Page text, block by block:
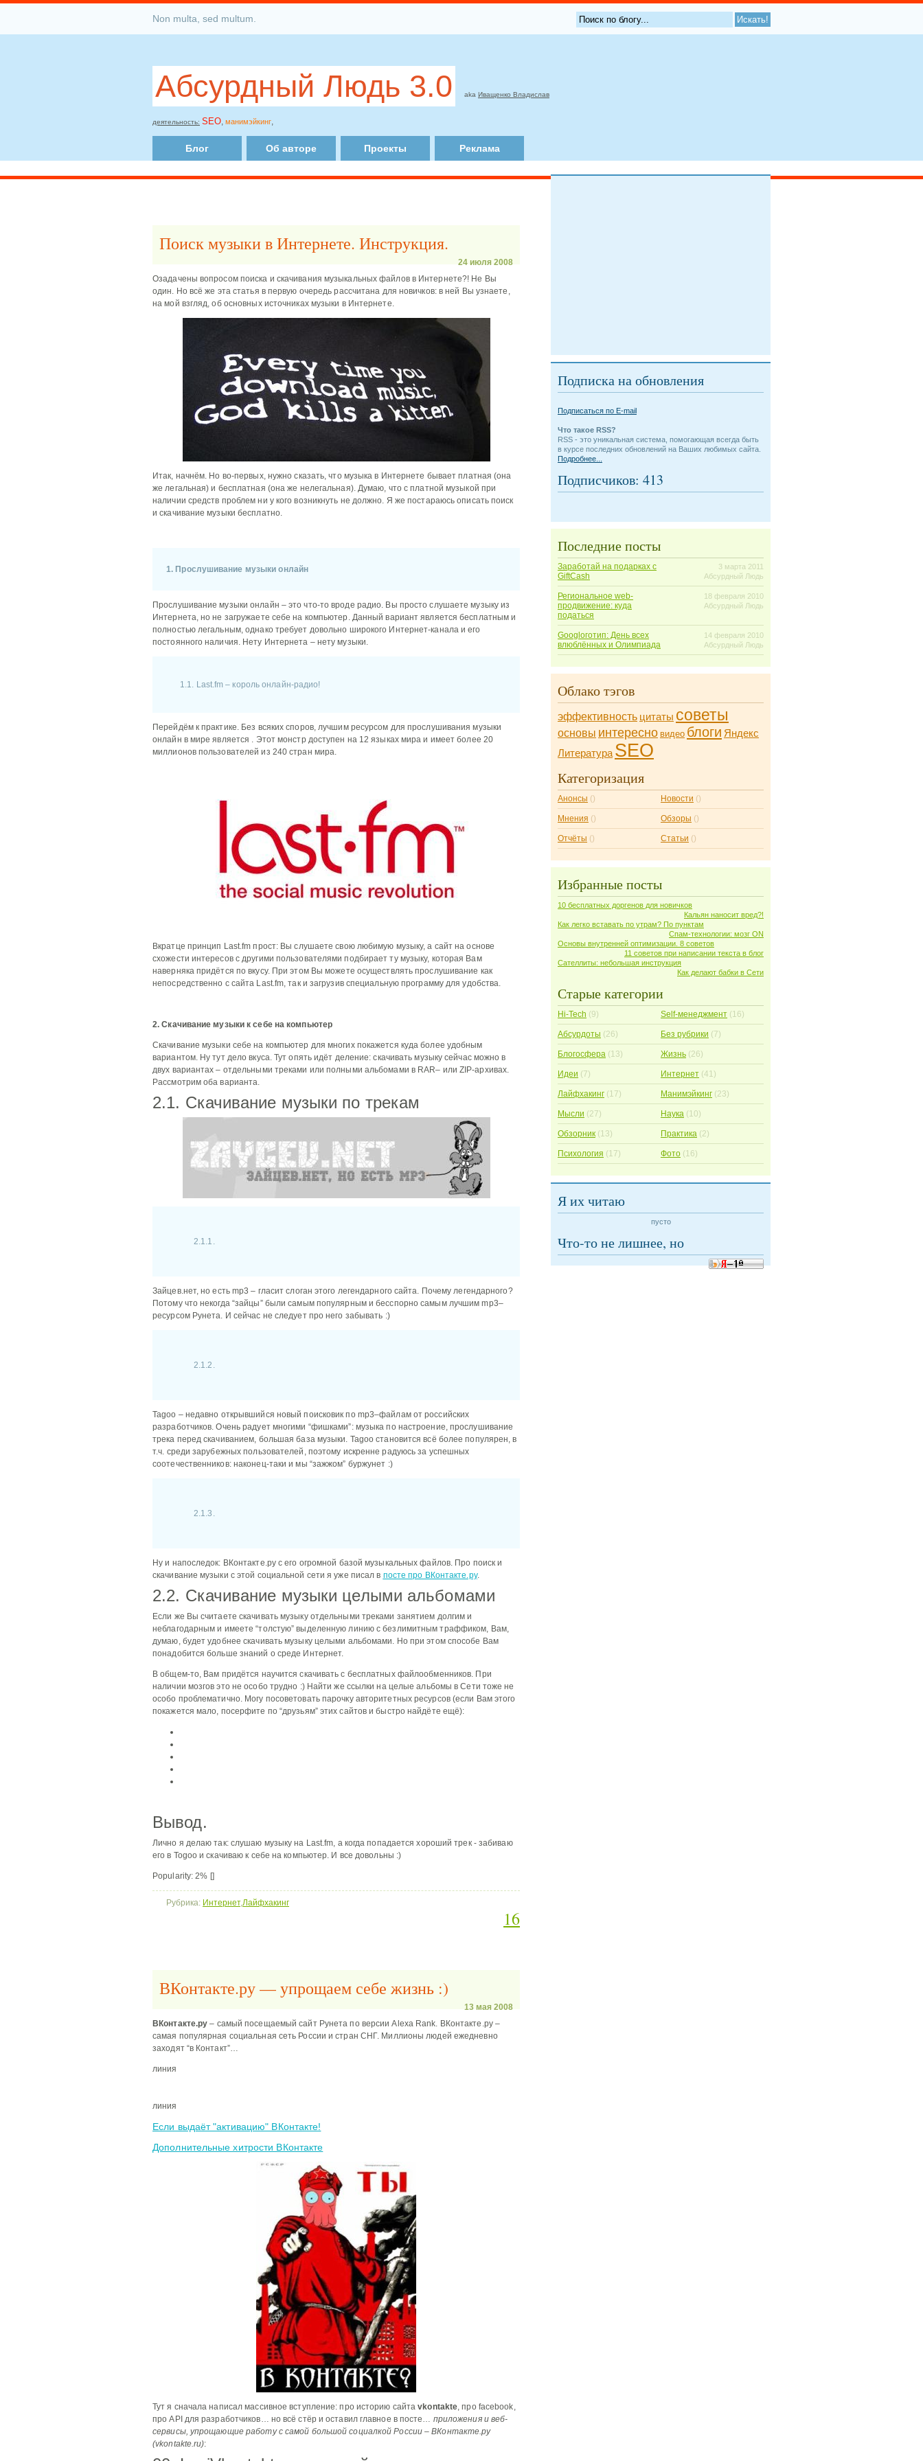
Non multa, sed multum.
Абсурдный Людь 3.0 aka Иващенко Владислав
деятельность: SEO, манимэйкинг,
Блог Об авторе Проекты Реклама
Поиск музыки в Интернете. Инструкция.
24 июля 2008
Озадачены вопросом поиска и скачивания музыкальных файлов в Интернете?! Не Вы
один. Но всё же эта статья в первую очередь рассчитана для новичков: в ней Вы узнаете,
на мой взгляд, об основных источниках музыки в Интернете.
Итак, начнём. Но во-первых, нужно сказать, что музыка в Интернете бывает платная (она
же легальная) и бесплатная (она же нелегальная). Думаю, что с платной музыкой при
наличии средств проблем ни у кого возникнуть не должно. Я же постараюсь описать поиск
и скачивание музыки бесплатно.
1. Прослушивание музыки онлайн
Прослушивание музыки онлайн – это что-то вроде радио. Вы просто слушаете музыку из
Интернета, но не загружаете себе на компьютер. Данный вариант является бесплатным и
полностью легальным, однако требует довольно широкого Интернет-канала и его
постоянного наличия. Нету Интернета – нету музыки.
1.1. Last.fm – король онлайн-радио!
Перейдём к практике. Без всяких споров, лучшим ресурсом для прослушивания музыки
онлайн в мире является . Этот монстр доступен на 12 языках мира и имеет более 20
миллионов пользователей из 240 стран мира.
Вкратце принцип Last.fm прост: Вы слушаете свою любимую музыку, а сайт на основе
схожести интересов с другими пользователями подбирает ту музыку, которая Вам
наверняка придётся по вкусу. При этом Вы можете осуществлять прослушивание как
непосредственно с сайта Last.fm, так и загрузив специальную программу для удобства.
2. Скачивание музыки к себе на компьютер
Скачивание музыки себе на компьютер для многих покажется куда более удобным
вариантом. Ну тут дело вкуса. Тут опять идёт деление: скачивать музыку сейчас можно в
двух вариантах – отдельными треками или полными альбомами в RAR– или ZIP-архивах.
Рассмотрим оба варианта.
2.1. Скачивание музыки по трекам
2.1.1.
Зайцев.нет, но есть mp3 – гласит слоган этого легендарного сайта. Почему легендарного?
Потому что некогда “зайцы” были самым популярным и бесспорно самым лучшим mp3–
ресурсом Рунета. И сейчас не следует про него забывать :)
2.1.2.
Tagoo – недавно открывшийся новый поисковик по mp3–файлам от российских
разработчиков. Очень радует многими “фишками”: музыка по настроение, прослушивание
трека перед скачиванием, большая база музыки. Tagoo становится всё более популярен, в
т.ч. среди зарубежных пользователей, поэтому искренне радуюсь за успешных
соотечественников: наконец-таки и мы “зажжом” буржунет :)
2.1.3.
Ну и напоследок: ВКонтакте.ру с его огромной базой музыкальных файлов. Про поиск и
скачивание музыки с этой социальной сети я уже писал в посте про ВКонтакте.ру.
2.2. Скачивание музыки целыми альбомами
Если же Вы считаете скачивать музыку отдельными треками занятием долгим и
неблагодарным и имеете “толстую” выделенную линию с безлимитным траффиком, Вам,
думаю, будет удобнее скачивать музыку целыми альбомами. Но при этом способе Вам
понадобится больше знаний о среде Интернет.
В общем-то, Вам придётся научится скачивать с бесплатных файлообменников. При
наличии мозгов это не особо трудно :) Найти же ссылки на целые альбомы в Сети тоже не
особо проблематично. Могу посоветовать парочку авторитетных ресурсов (если Вам этого
покажется мало, посерфите по “друзьям” этих сайтов и быстро найдёте ещё):
Вывод.
Лично я делаю так: слушаю музыку на Last.fm, а когда попадается хороший трек - забиваю
его в Togoo и скачиваю к себе на компьютер. И все довольны :)
Popularity: 2% []
Рубрика: Интернет,Лайфхакинг
16
ВКонтакте.ру — упрощаем себе жизнь :)
13 мая 2008
ВКонтакте.ру – самый посещаемый сайт Рунета по версии Alexa Rank. ВКонтакте.ру –
самая популярная социальная сеть России и стран СНГ. Миллионы людей ежедневно
заходят “в Контакт”…
линия
линия
Если выдаёт "активацию" ВКонтакте!
Дополнительные хитрости ВКонтакте
Тут я сначала написал массивное вступление: про историю сайтаvkontakte, про facebook,
про API для разработчиков… но всё стёр и оставил главное в посте… приложения и веб-
сервисы, упрощающие работу с самой большой социалкой России – ВКонтакте.ру
(vkontakte.ru):
Подписка на обновления
Подписаться по E-mail
Что такое RSS?
RSS - это уникальная система, помогающая всегда быть
в курсе последних обновлений на Ваших любимых сайта.
Подробнее...
Подписчиков: 413
Последние посты
Заработай на подарках с
GiftCash
3 марта 2011
Абсурдный Людь
Региональное web-
продвижение: куда
податься
18 февраля 2010
Абсурдный Людь
Googlоготип: День всех
влюблённых и Олимпиада
14 февраля 2010
Абсурдный Людь
Облако тэгов
эффективность цитаты советы
основы интересно видео блоги Яндекс
Литература SEO
Категоризация
Анонсы () Новости ()
Мнения () Обзоры ()
Отчёты () Статьи ()
Избранные посты
10 бесплатных доргенов для новичков
Кальян наносит вред?!
Как легко вставать по утрам? По пунктам
Спам-технологии: мозг ON
Основы внутренней оптимизации. 8 советов
11 советов при написании текста в блог
Сателлиты: небольшая инструкция
Как делают бабки в Сети
Старые категории
Hi-Tech (9) Self-менеджмент (16)
Абсурдоты (26) Без рубрики (7)
Блогосфера (13) Жизнь (26)
Идеи (7) Интернет (41)
Лайфхакинг (17) Манимэйкинг (23)
Мысли (27) Наука (10)
Обзорник (13) Практика (2)
Психология (17) Фото (16)
Я их читаю
пусто
Что-то не лишнее, но